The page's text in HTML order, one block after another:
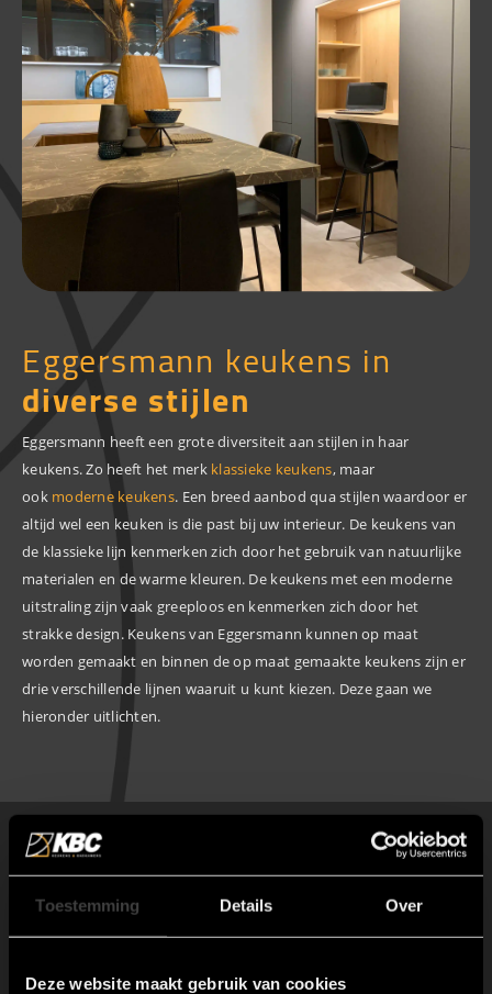
Toestemming Details Over
Deze website maakt gebruik van cookies
Eggersmann keukens in
diverse stijlen
Eggersmann heeft een grote diversiteit aan stijlen in haar
keukens. Zo heeft het merk klassieke keukens, maar
ook moderne keukens. Een breed aanbod qua stijlen waardoor er
altijd wel een keuken is die past bij uw interieur. De keukens van
de klassieke lijn kenmerken zich door het gebruik van natuurlijke
materialen en de warme kleuren. De keukens met een moderne
uitstraling zijn vaak greeploos en kenmerken zich door het
strakke design. Keukens van Eggersmann kunnen op maat
worden gemaakt en binnen de op maat gemaakte keukens zijn er
drie verschillende lijnen waaruit u kunt kiezen. Deze gaan we
hieronder uitlichten.
Eggersmann Unique
In de moderne keukens van Eggersmann is er een
minimalistische serie keukens genaamd Unique. Deze